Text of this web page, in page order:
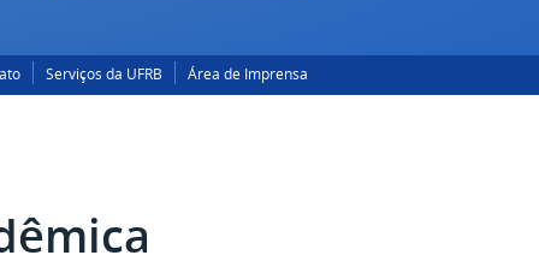
Serviços da UFRB Área de Imprensa